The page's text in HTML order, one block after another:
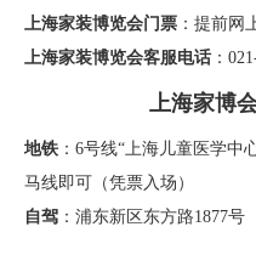
上海家装博览会门票 ：提前网
上海家装博览会客服电话 ：
上海家博
地铁 ：6号线“上海儿童医学中
马线即可（凭票入场）
自驾 ：浦东新区东方路1877号